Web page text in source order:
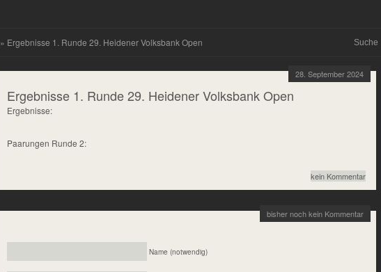
» Ergebnisse 1. Runde 29. Heidener Volksbank Open
28. September 2024
Ergebnisse 1. Runde 29. Heidener Volksbank Open
Ergebnisse:
Paarungen Runde 2:
kein Kommentar
bisher noch kein Kommentar
Name (notwendig)